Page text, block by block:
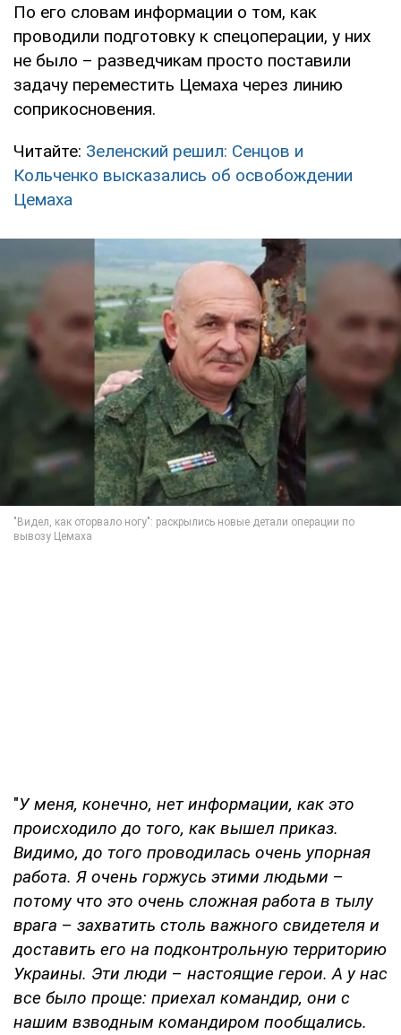
По его словам информации о том, как
проводили подготовку к спецоперации, у них
не было – разведчикам просто поставили
задачу переместить Цемаха через линию
соприкосновения.
Читайте: Зеленский решил: Сенцов и
Кольченко высказались об освобождении
Цемаха
"У меня, конечно, нет информации, как это
происходило до того, как вышел приказ.
Видимо, до того проводилась очень упорная
работа. Я очень горжусь этими людьми –
потому что это очень сложная работа в тылу
врага – захватить столь важного свидетеля и
доставить его на подконтрольную территорию
Украины. Эти люди – настоящие герои. А у нас
все было проще: приехал командир, они с
нашим взводным командиром пообщались.